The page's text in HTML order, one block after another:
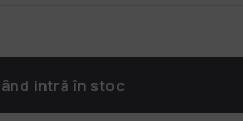
intră în stoc